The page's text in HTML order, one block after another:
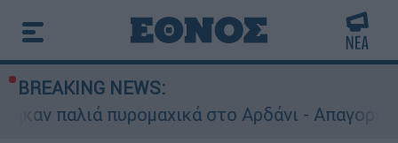
BREAKING NEWS:
παλιά πυρομαχικά στο Αρδάνι -